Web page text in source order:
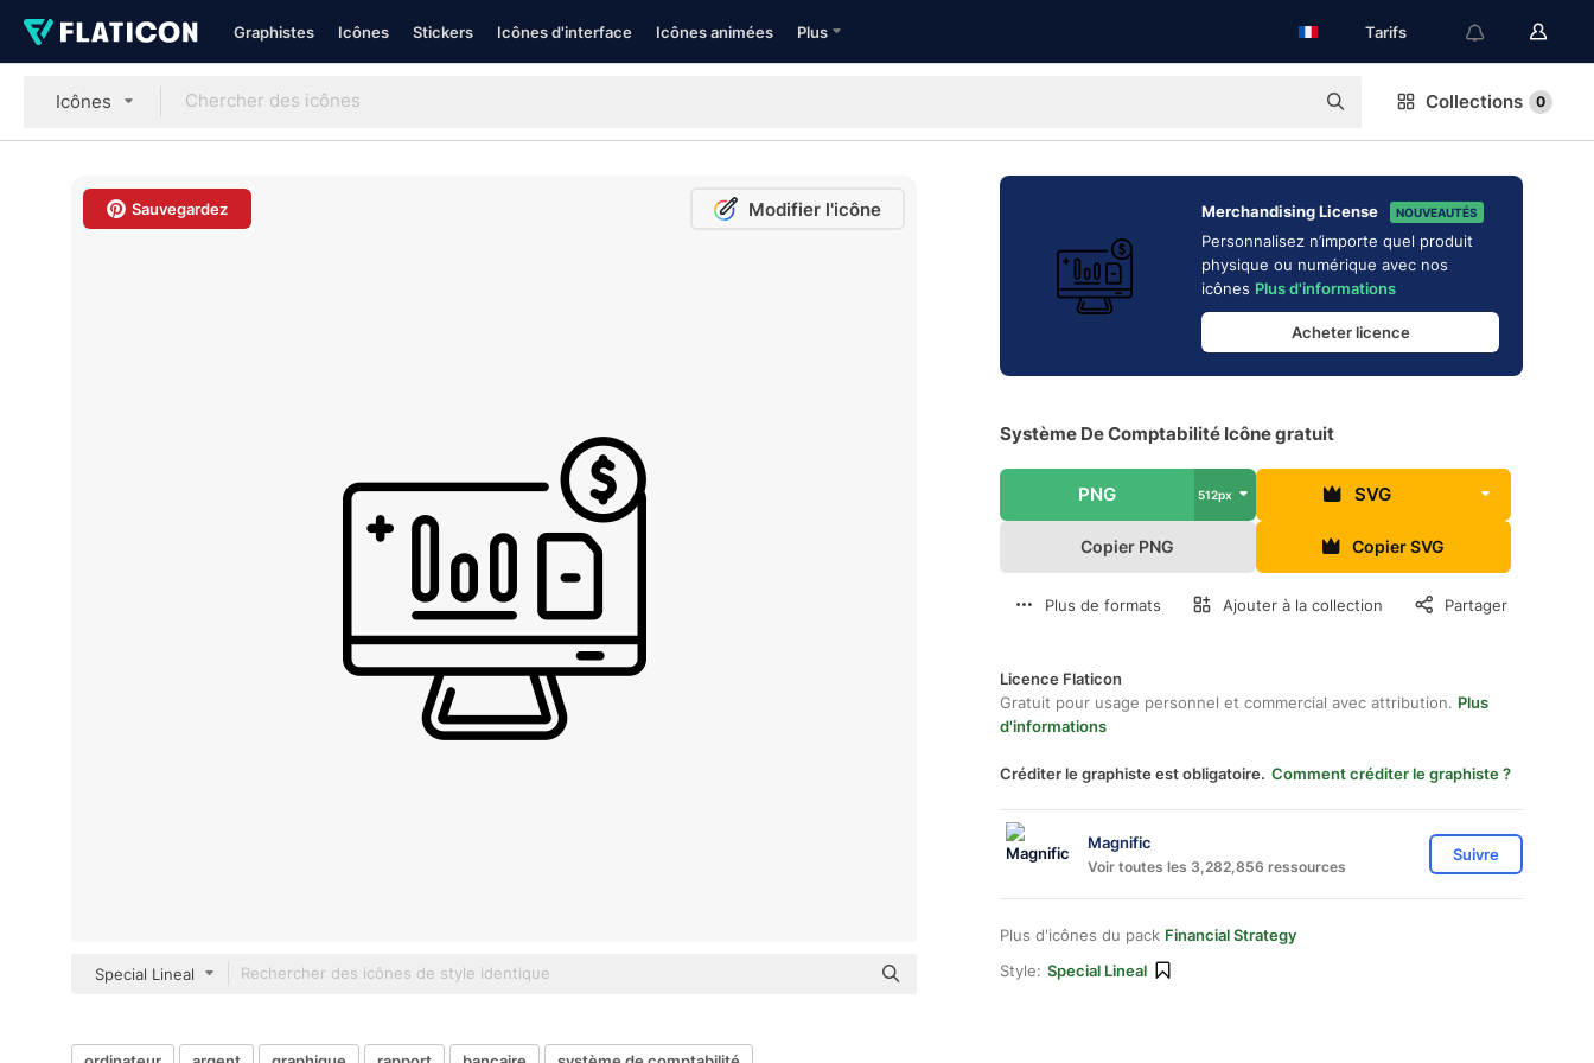
Graphistes Icônes Stickers Icônes d'interface Icônes animées Plus Tarifs
Icônes Collections 0
Sauvegardez Modifier l'icône
Special Lineal
Merchandising License NOUVEAUTÉS
Personnalisez n’importe quel produit
physique ou numérique avec nos
icônes Plus d'informations
Acheter licence
Système De Comptabilité Icône gratuit
PNG 512px SVG
Copier PNG Copier SVG
Plus de formats Ajouter à la collection Partager
Licence Flaticon
Gratuit pour usage personnel et commercial avec attribution. Plus
d'informations
Créditer le graphiste est obligatoire. Comment créditer le graphiste ?
Magnific
Voir toutes les 3,282,856 ressources
Suivre
Plus d'icônes du pack Financial Strategy
Style: Special Lineal